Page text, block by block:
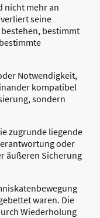
nicht mehr an
seine
bestimmt
Notwendigkeit,
kompatibel
sondern
zugrunde liegende
oder
äußeren Sicherung
waren. Die
Wiederholung